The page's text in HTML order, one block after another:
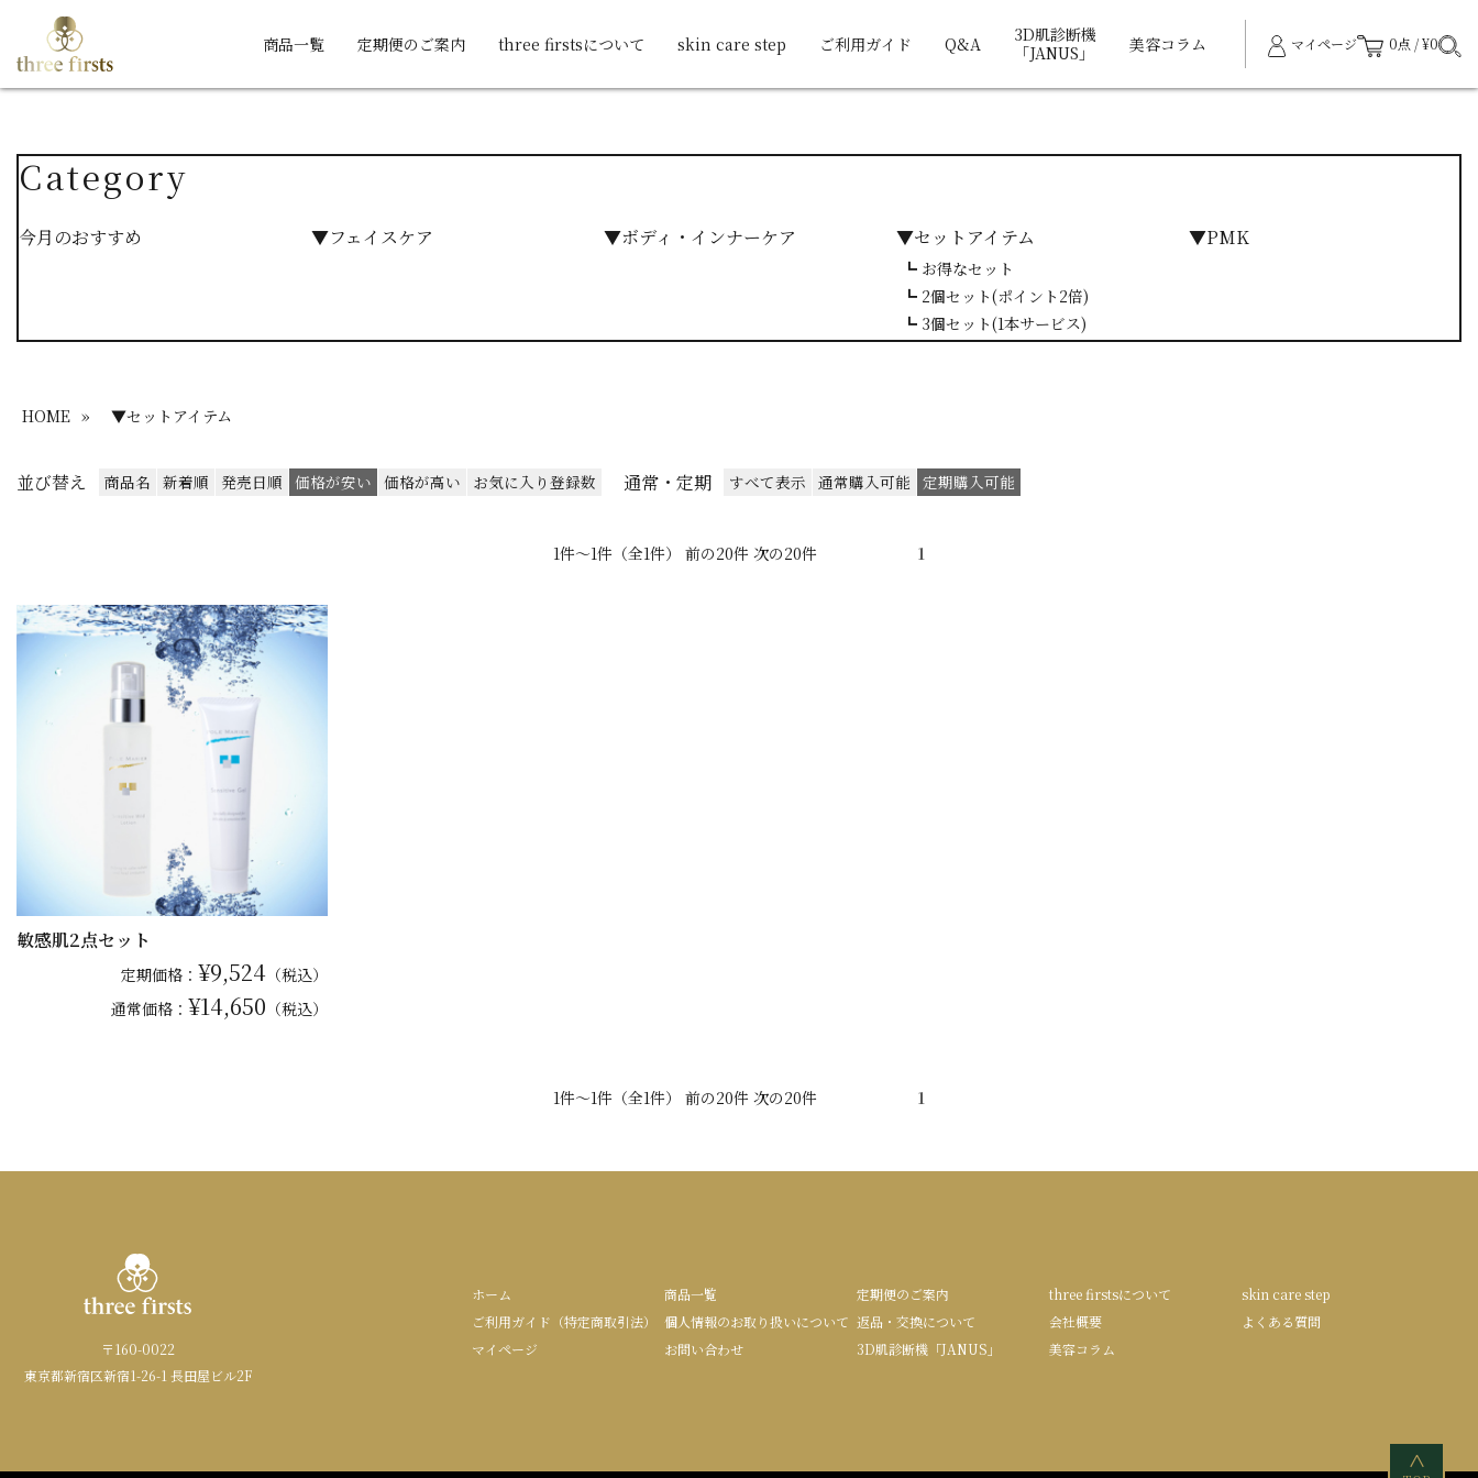
商品一覧 定期便のご案内 three firstsについて skin care step ご利用ガイド Q&A
3D肌診断機
「JANUS」
美容コラム マイページ 0点 / ¥0
Category
今月のおすすめ ▼フェイスケア ▼ボディ・インナーケア ▼セットアイテム
┗ お得なセット
┗ 2個セット(ポイント2倍)
┗ 3個セット(1本サービス)
▼PMK
HOME » ▼セットアイテム
並び替え 商品名 新着順 発売日順 価格が安い 価格が高い お気に入り登録数 通常・定期 すべて表示 通常購入可能 定期購入可能
1件～1件（全1件） 前の20件 次の20件 1
敏感肌2点セット
定期価格： ¥9,524（税込）
通常価格： ¥14,650 （税込）
1件～1件（全1件） 前の20件 次の20件 1
〒160-0022
東京都新宿区新宿1-26-1 長田屋ビル2F
ホーム 商品一覧 定期便のご案内 three firstsについて
skin care step
ご利用ガイド（特定商取引法）
個人情報のお取り扱いについて 返品・交換について 会社概要
よくある質問
マイページ
お問い合わせ 3D肌診断機「JANUS」 美容コラム
<